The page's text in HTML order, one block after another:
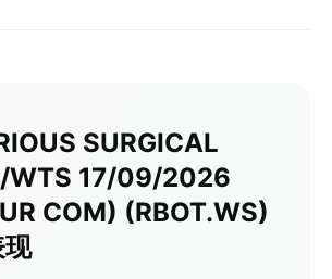
SURGICAL
WTS 17/09/2026
COM) (RBOT.WS)